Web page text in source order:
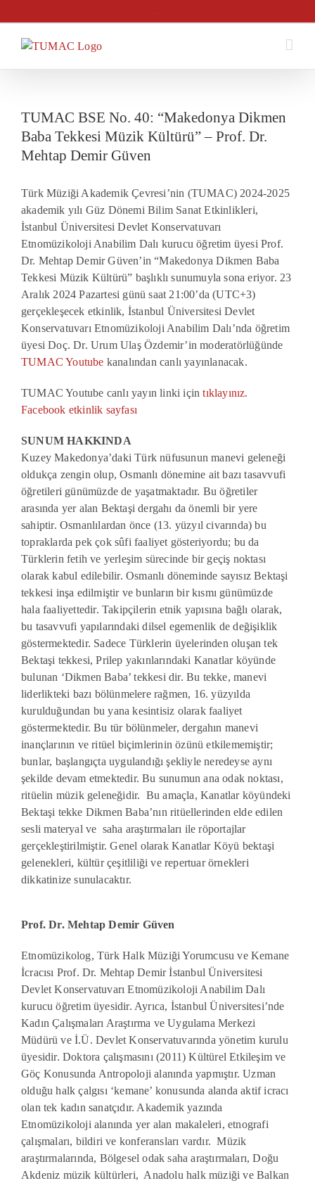
to
content
.
TUMAC BSE No. 40: “Makedonya Dikmen
Baba Tekkesi Müzik Kültürü” – Prof. Dr.
Mehtap Demir Güven
Türk Müziği Akademik Çevresi’nin (TUMAC) 2024-2025
akademik yılı Güz Dönemi Bilim Sanat Etkinlikleri,
İstanbul Üniversitesi Devlet Konservatuvarı
EtnomüzikolojiAnabilim Dalı kurucu öğretim üyesi Prof.
Dr. Mehtap Demir Güven’in “Makedonya Dikmen Baba
Tekkesi Müzik Kültürü” başlıklı sunumuyla sona eriyor. 23
Aralık 2024 Pazartesi günü saat 21:00’da (UTC+3)
gerçekleşecek etkinlik, İstanbul Üniversitesi Devlet
Konservatuvarı EtnomüzikolojiAnabilim Dalı’nda öğretim
üyesi Doç. Dr. Urum Ulaş Özdemir’in moderatörlüğünde
TUMAC Youtube kanalından canlı yayınlanacak.
TUMAC Youtube canlı yayın linki içintıklayınız.
Facebook etkinlik sayfası
SUNUM HAKKINDA
KuzeyMakedonya’daki Türk nüfusunun manevi geleneği
oldukça zengin olup, Osmanlı dönemine ait bazı tasavvufi
öğretileri günümüzde de yaşatmaktadır. Bu öğretiler
arasında yer alan Bektaşi dergahı da önemli bir yere
sahiptir. Osmanlılardan önce (13. yüzyıl civarında) bu
topraklarda pek çok sûfi faaliyet gösteriyordu; bu da
Türklerin fetih ve yerleşim sürecinde bir geçiş noktası
olarak kabul edilebilir. Osmanlı döneminde sayısız Bektaşi
tekkesi inşa edilmiştir ve bunların bir kısmı günümüzde
hala faaliyettedir. Takipçilerin etnik yapısına bağlı olarak,
bu tasavvufi yapılarındaki dilsel egemenlik de değişiklik
göstermektedir. Sadece Türklerin üyelerinden oluşan tek
Bektaşi tekkesi, Prilep yakınlarındaki Kanatlar köyünde
bulunan ‘Dikmen Baba’ tekkesi dir. Bu tekke, manevi
liderlikteki bazı bölünmelere rağmen, 16. yüzyılda
kurulduğundan bu yana kesintisiz olarak faaliyet
göstermektedir. Bu tür bölünmeler, dergahın manevi
inançlarının ve ritüel biçimlerinin özünü etkilememiştir;
bunlar, başlangıçta uygulandığı şekliyle neredeyse aynı
şekilde devam etmektedir. Bu sunumun ana odak noktası,
ritüelin müzik geleneğidir. Bu amaçla, Kanatlar köyündeki
Bektaşi tekke Dikmen Baba’nınritüellerindenelde edilen
sesli materyalve saha araştırmaları ile röportajlar
gerçekleştirilmiştir. Genel olarak Kanatlar Köyü bektaşi
gelenekleri, kültür çeşitliliği ve repertuar örnekleri
dikkatinize sunulacaktır.
Prof. Dr. Mehtap Demir Güven
Etnomüzikolog, Türk Halk Müziği Yorumcusu ve Kemane
İcracısı Prof.Dr. Mehtap Demir İstanbul Üniversitesi
Devlet Konservatuvarı EtnomüzikolojiAnabilim Dalı
kurucu öğretim üyesidir. Ayrıca, İstanbul Üniversitesi’nde
Kadın Çalışmaları Araştırma ve Uygulama Merkezi
Müdürü ve İ.Ü. Devlet Konservatuvarında yönetim kurulu
üyesidir. Doktora çalışmasını (2011) Kültürel Etkileşim ve
Göç Konusunda Antropoloji alanında yapmıştır. Uzman
olduğu halk çalgısı ‘kemane’ konusunda alanda aktif icracı
olan tek kadın sanatçıdır. Akademik yazında
Etnomüzikoloji alanında yer alan makaleleri, etnografi
çalışmaları, bildiri ve konferansları vardır. Müzik
araştırmalarında, Bölgesel odak saha araştırmaları, Doğu
Akdeniz müzik kültürleri, Anadolu halk müziği ve Balkan